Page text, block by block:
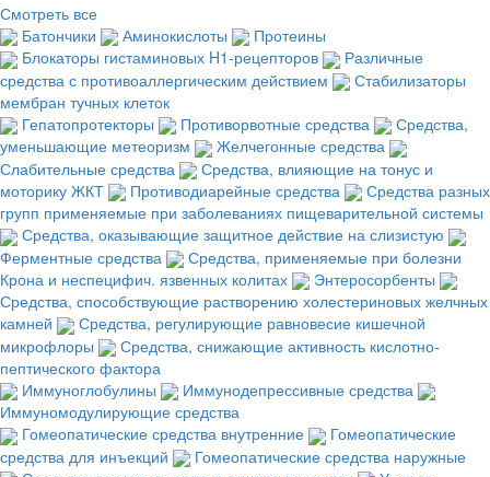
Смотреть все
Батончики
Аминокислоты
Протеины
Блокаторы гистаминовых H1-рецепторов
Различные
средства с противоаллергическим действием
Стабилизаторы
мембран тучных клеток
Гепатопротекторы
Противорвотные средства
Средства,
уменьшающие метеоризм
Желчегонные средства
Слабительные средства
Средства, влияющие на тонус и
моторику ЖКТ
Противодиарейные средства
Средства разных
групп применяемые при заболеваниях пищеварительной системы
Средства, оказывающие защитное действие на слизистую
Ферментные средства
Средства, применяемые при болезни
Крона и неспецифич. язвенных колитах
Энтеросорбенты
Средства, способствующие растворению холестериновых желчных
камней
Средства, регулирующие равновесие кишечной
микрофлоры
Средства, снижающие активность кислотно-
пептического фактора
Иммуноглобулины
Иммунодепрессивные средства
Иммуномодулирующие средства
Гомеопатические средства внутренние
Гомеопатические
средства для инъекций
Гомеопатические средства наружные